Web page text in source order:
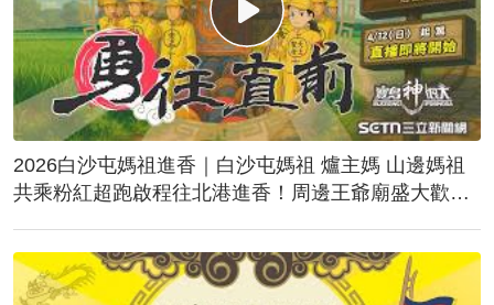
2026白沙屯媽祖進香｜白沙屯媽祖 爐主媽 山邊媽祖
共乘粉紅超跑啟程往北港進香！周邊王爺廟盛大歡